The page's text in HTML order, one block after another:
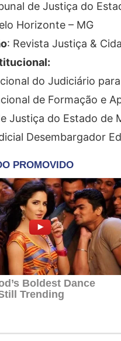
de Justiça do
Horizonte – MG
: Revista Justiça &
do Judiciário
de Formação e
Justiça do Estado de
Desembargador